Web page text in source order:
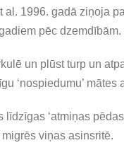
1996. gadā ziņoja
pēc dzemdībām.
un plūst turp un
‘nospiedumu’
‘atmiņas
viņas asinsritē.